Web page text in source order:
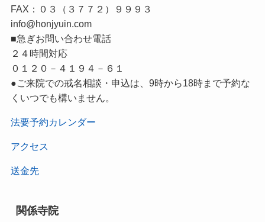
FAX：０３（３７７２）９９９３
info@honjyuin.com
■急ぎお問い合わせ電話
２４時間対応
０１２０－４１９４－６１
●ご来院での戒名相談・申込は、9時から18時まで予約な
くいつでも構いません。
法要予約カレンダー
アクセス
送金先
関係寺院